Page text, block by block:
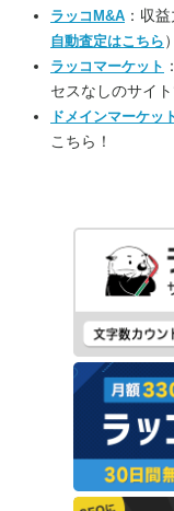
ラッコM&A ：収
自動査定はこちら ）
ラッコマーケット
セスなしのサイ
ドメインマーケッ
こちら！